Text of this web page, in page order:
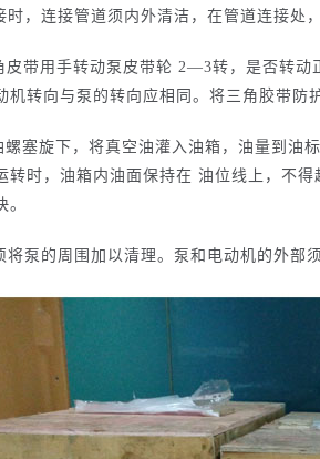
，连接管道须内外清洁，在管道连接处
皮带用手转动泵皮带轮 2—3转，是否转
机转向与泵的转向应相同。将三角胶带防
塞旋下，将真空油灌入油箱，油量到油
转时，油箱内油面保持在 油位线上，不
泵的周围加以清理。泵和电动机的外部